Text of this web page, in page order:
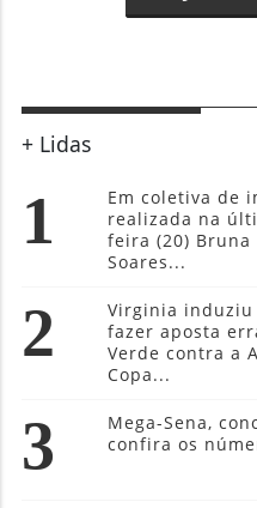
+ Lidas
1
Em coletiva de
realizada na
feira (20)
Soares...
2
Virginia
fazer aposta
Verde contra a
Copa...
3
Mega-Sena,
confira os